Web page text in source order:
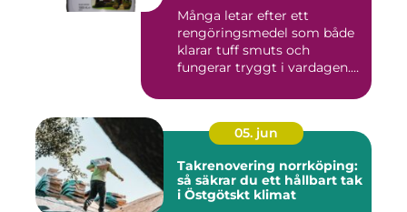
Många letar efter ett
rengöringsmedel som både
klarar tuff smuts och
fungerar tryggt i vardagen.
05. jun
Takrenovering norrköping:
så säkrar du ett hållbart tak
i Östgötskt klimat